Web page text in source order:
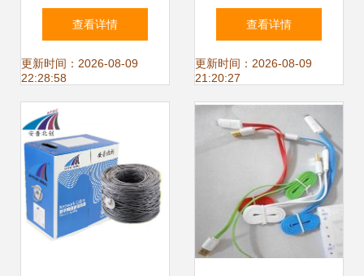
类接法详解
查看详情
更新时间：2026-08-09
22:28:58
六类非屏蔽网线 千
兆网络，达标测试
查看详情
更新时间：2026-08-09
21:20:27